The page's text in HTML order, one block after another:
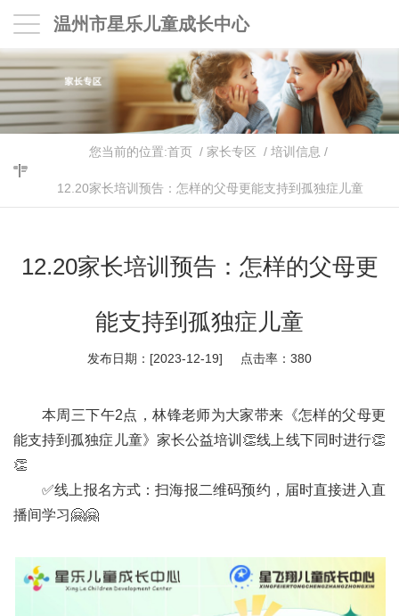
温州市星乐儿童成长中心
您当前的位置:首页/ 家长专区 / 培训信息 /
12.20家长培训预告：怎样的父母更能支持到孤独症儿童
12.20家长培训预告：怎样的父母更
能支持到孤独症儿童
发布日期：[2023-12-19] 点击率： 380
本周三下午2点，林锋老师为大家带来《怎样的父母更
能支持到孤独症儿童》家长公益培训👏线上线下同时进行👏
👏
✅️线上报名方式：扫海报二维码预约，届时直接进入直
播间学习🤗🤗